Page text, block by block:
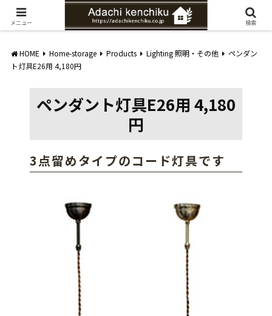
愛知県みよし市の工務店。自然素材を使ったナチュラルな家づくりをご提案
HOME Home-storage Products Lighting 照明・その他
ペンダン
ト灯具E26用 4,180円
ペンダント灯具E26用 4,180
円
3点留めタイプのコード灯具です
メニュー 検索